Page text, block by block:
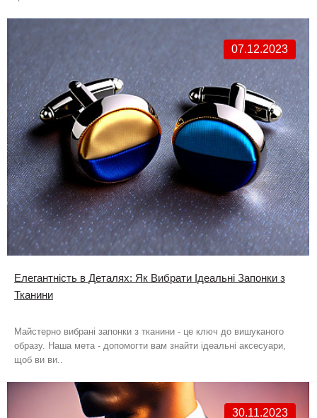
07.12.2023
Елегантність в Деталях: Як Вибрати Ідеальні Запонки з
Тканини
Майстерно вибрані запонки з тканини - це ключ до вишуканого
образу. Наша мета - допомогти вам знайти ідеальні аксесуари,
щоб ви ви..
30.11.2023